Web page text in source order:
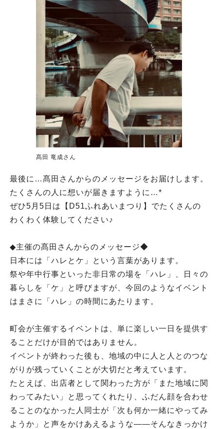
髙田 竜成さん
最後に…髙田さんからのメッセージをお届けします。
たくさんの人に想いが届きますように…*
ぜひ5月5日は【D51ふれあいまつり】でたくさんの
わくわく体験してください♪
◆主催の髙田さんからのメッセージ◆
日本には「ハレとケ」という言葉があります。
祭や年中行事といった非日常の場を「ハレ」、日々の
暮らしを「ケ」と呼びますが、今回のようなイベント
はまさに「ハレ」の時間にあたります。
町会が主催するイベントは、単に楽しい一日を提供す
ることだけが目的ではありません。
イベントが終わった後も、地域の中に人と人とのつな
がりが残っていくことが大切だと考えています。
たとえば、出店者として関わった方が「また地域に関
わってみたい」と思ってくれたり、ふだん顔を合わせ
ることのなかった人同士が「次も何か一緒にやってみ
ようか」と声をかけあえるような――そんなきっかけ